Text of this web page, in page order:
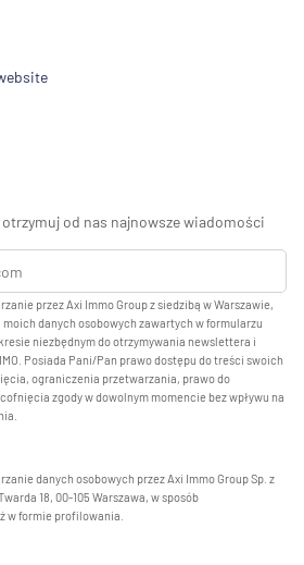
od nas najnowsze wiadomości
przez Axi Immo Group z siedzibą w Warszawie,
moich danych osobowych zawartych w formularzu
niezbędnym do otrzymywania newslettera i
Posiada Pani/Pan prawo dostępu do treści swoich
ograniczenia przetwarzania, prawo do
zgody w dowolnym momencie bez wpływu na
danych osobowych przez Axi Immo Group Sp. z
18, 00-105 Warszawa, w sposób
w formie profilowania.